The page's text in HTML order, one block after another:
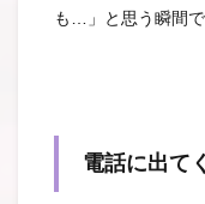
も…」と思う瞬間で
電話に出て